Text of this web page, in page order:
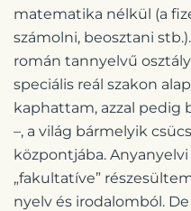
matematika nélkül (a
számolni, beosztani
román tannyelvű
speciális reál szakon
kaphattam, azzal pedig
–, a világ bármelyik
központjába.
„fakultatíve”
nyelv és irodalomból.